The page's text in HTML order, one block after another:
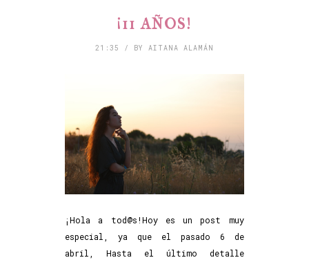
¡11 AÑOS!
21:35 / BY AITANA ALAMÁN
¡Hola a tod@s!Hoy es un post muy
especial, ya que el pasado 6 de
abril, Hasta el último detalle